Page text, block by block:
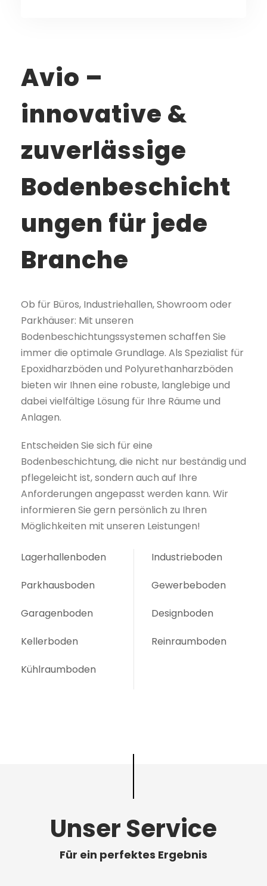
Avio –
innovative &
zuverlässige
Bodenbeschicht
ungen für jede
Branche
Ob für Büros, Industriehallen, Showroom oder
Parkhäuser: Mit unseren
Bodenbeschichtungssystemen schaffen Sie
immer die optimale Grundlage. Als Spezialist für
Epoxidharzböden und Polyurethanharzböden
bieten wir Ihnen eine robuste, langlebige und
dabei vielfältige Lösung für Ihre Räume und
Anlagen.
Entscheiden Sie sich für eine
Bodenbeschichtung, die nicht nur beständig und
pflegeleicht ist, sondern auch auf Ihre
Anforderungen angepasst werden kann. Wir
informieren Sie gern persönlich zu Ihren
Möglichkeiten mit unseren Leistungen!
Lagerhallenboden
Parkhausboden
Garagenboden
Kellerboden
Kühlraumboden
Industrieboden
Gewerbeboden
Designboden
Reinraumboden
Unser Service
Für ein perfektes Ergebnis